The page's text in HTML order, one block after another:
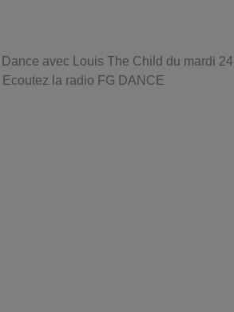
avec Louis The Child du mardi 24
la radio FG DANCE